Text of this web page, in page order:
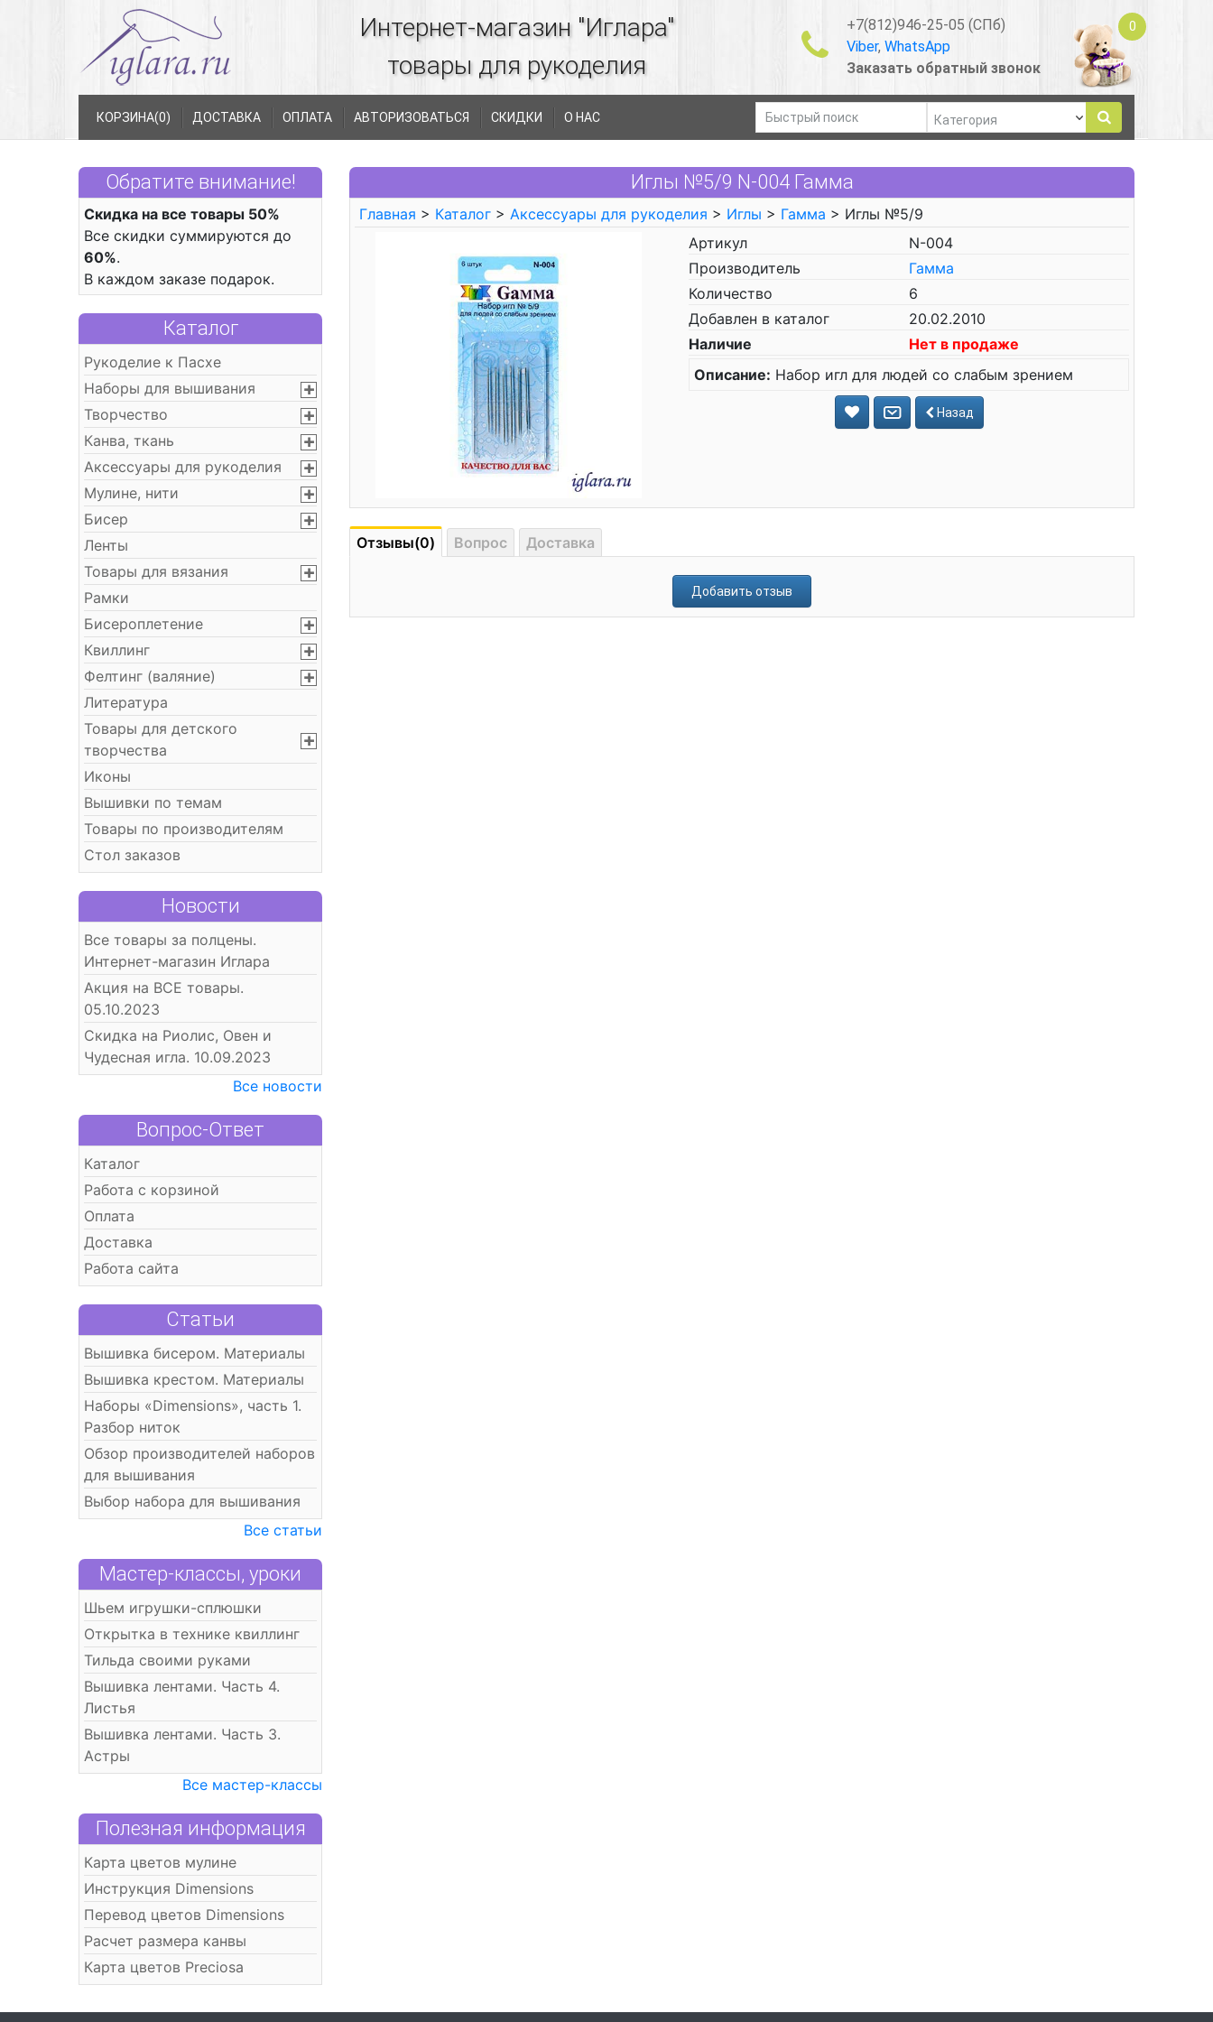
Интернет-магазин "Иглара"
товары для рукоделия
+7(812)946-25-05 (СПб)
Viber, WhatsApp
Заказать обратный звонок
0
КОРЗИНА(0) ДОСТАВКА ОПЛАТА АВТОРИЗОВАТЬСЯ СКИДКИ О НАС
Обратите внимание!
Скидка на все товары 50%
Все скидки суммируются до
60%.
В каждом заказе подарок.
Каталог
Рукоделие к Пасхе
Наборы для вышивания
Творчество
Канва, ткань
Аксессуары для рукоделия
Мулине, нити
Бисер
Ленты
Товары для вязания
Рамки
Бисероплетение
Квиллинг
Фелтинг (валяние)
Литература
Товары для детского
творчества
Иконы
Вышивки по темам
Товары по производителям
Стол заказов
Новости
Все товары за полцены.
Интернет-магазин Иглара
Акция на ВСЕ товары.
05.10.2023
Скидка на Риолис, Овен и
Чудесная игла. 10.09.2023
Все новости
Вопрос-Ответ
Каталог
Работа с корзиной
Оплата
Доставка
Работа сайта
Статьи
Вышивка бисером. Материалы
Вышивка крестом. Материалы
Наборы «Dimensions», часть 1.
Разбор ниток
Обзор производителей наборов
для вышивания
Выбор набора для вышивания
Все статьи
Мастер-классы, уроки
Шьем игрушки-сплюшки
Открытка в технике квиллинг
Тильда своими руками
Вышивка лентами. Часть 4.
Листья
Вышивка лентами. Часть 3.
Астры
Все мастер-классы
Полезная информация
Карта цветов мулине
Инструкция Dimensions
Перевод цветов Dimensions
Расчет размера канвы
Карта цветов Preciosa
Иглы №5/9 N-004 Гамма
Главная > Каталог > Аксессуары для рукоделия > Иглы > Гамма > Иглы №5/9
Артикул
N-004
Производитель
Гамма
Количество
6
Добавлен в каталог
20.02.2010
Наличие
Нет в продаже
Описание: Набор игл для людей со слабым зрением
Назад
Отзывы(0) Вопрос Доставка
Добавить отзыв